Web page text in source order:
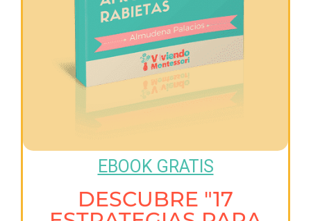
EBOOK GRATIS
DESCUBRE "17